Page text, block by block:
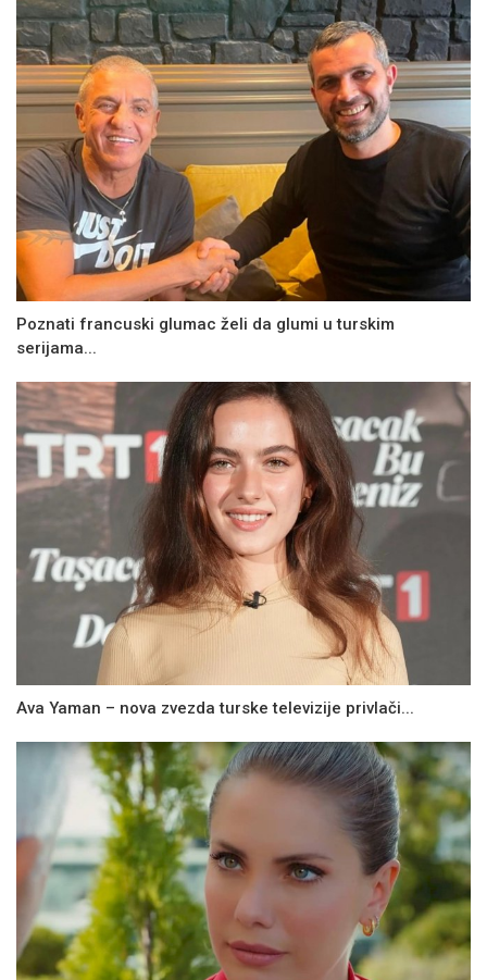
Poznati francuski glumac želi da glumi u turskim
serijama...
Ava Yaman – nova zvezda turske televizije privlači...